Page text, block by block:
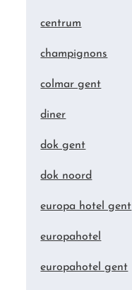
centrum
champignons
colmar gent
diner
dok gent
dok noord
europa hotel gent
europahotel
europahotel gent